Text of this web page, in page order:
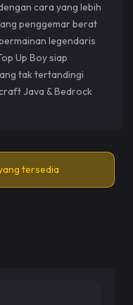
cara yang lebih
penggemar berat
legendaris
Up Boy siap
tak tertandingi
Java & Bedrock
tersedia